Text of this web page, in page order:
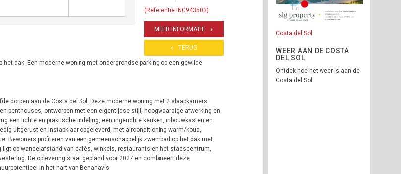
(Referentie INC943503)
MEER INFORMATIE
TERUG
dak. Een moderne woning met ondergrondse parking op een gewilde
dorpen aan de Costa del Sol. Deze moderne woning met 2 slaapkamers
penthouses, ontworpen met een eigentijdse stijl, hoogwaardige afwerking en
een lichte en praktische indeling, een ingerichte keuken, inbouwkasten en
uitgerust en instapklaar opgeleverd, met airconditioning warm/koud,
Bewoners profiteren van een gemeenschappelijk zwembad op het dak met
op wandelafstand van cafés, winkels, restaurants en het stadscentrum,
De oplevering staat gepland voor 2027 en combineert deze
in het hart van Benahavís.
Costa del Sol
WEER AAN DE COSTA
DEL SOL
Ontdek hoe het weer is aan de
Costa del Sol